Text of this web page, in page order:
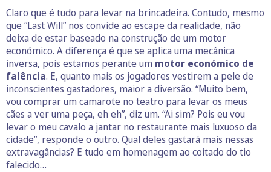
Claro que é tudo para levar na brincadeira. Contudo, mesmo
que “Last Will” nos convide ao escape da realidade, não
deixa de estar baseado na construção de um motor
económico. A diferença é que se aplica uma mecânica
inversa, pois estamos perante um motor económico de
falência. E, quanto mais os jogadores vestirem a pele de
inconscientes gastadores, maior a diversão. “Muito bem,
vou comprar um camarote no teatro para levar os meus
cães a ver uma peça, eh eh”, diz um. “Ai sim? Pois eu vou
levar o meu cavalo a jantar no restaurante mais luxuoso da
cidade”, responde o outro. Qual deles gastará mais nessas
extravagâncias? E tudo em homenagem ao coitado do tio
falecido…